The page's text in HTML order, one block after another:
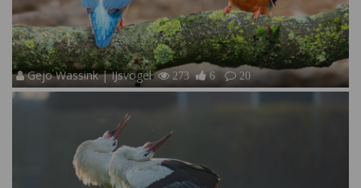
Gejo Wassink | IJsvogel 273 6 20